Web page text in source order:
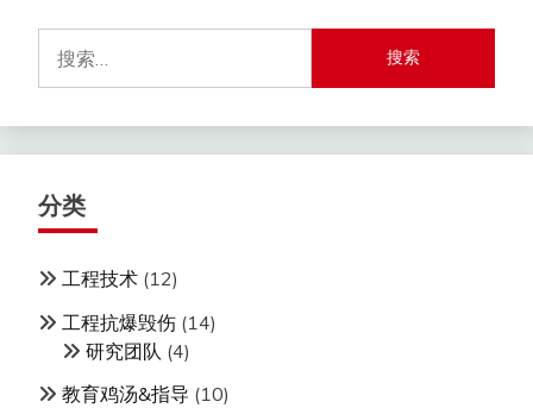
索：
分类
工程技术 (12)
工程抗爆毁伤 (14)
研究团队 (4)
教育鸡汤&指导 (10)